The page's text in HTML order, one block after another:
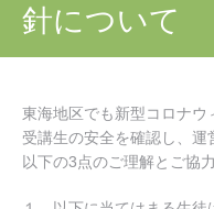
針について
東海地区でも新型コロナウ
受講生の安全を確認し、運
以下の3点のご理解とご協